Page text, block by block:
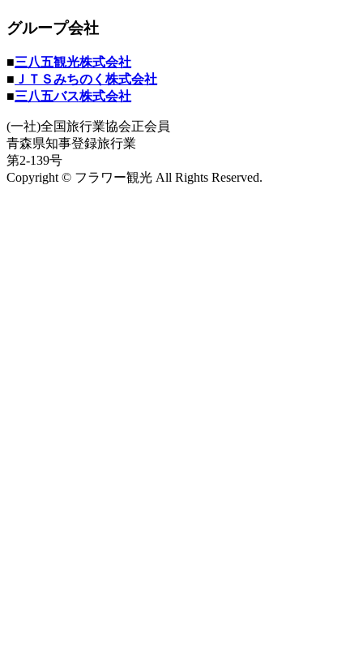
グループ会社
■三八五観光株式会社
■ ＪＴＳみちのく株式会社
■三八五バス株式会社
(一社)全国旅行業協会正会員
青森県知事登録旅行業
第2-139号
Copyright © フラワー観光 All Rights Reserved.